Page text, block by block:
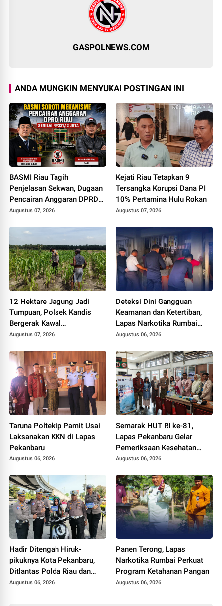
GASPOLNEWS.COM
ANDA MUNGKIN MENYUKAI POSTINGAN INI
BASMI Riau Tagih
Penjelasan Sekwan, Dugaan
Pencairan Anggaran DPRD
Tanpa Prosedur Tuai
Augustus 07, 2026
Kejati Riau Tetapkan 9
Tersangka Korupsi Dana PI
10% Pertamina Hulu Rokan
Augustus 07, 2026
12 Hektare Jagung Jadi
Tumpuan, Polsek Kandis
Bergerak Kawal
Swasembada Pangan
Augustus 07, 2026
Deteksi Dini Gangguan
Keamanan dan Ketertiban,
Lapas Narkotika Rumbai
Gelar Razia Rutin Blok
Augustus 06, 2026
Taruna Poltekip Pamit Usai
Laksanakan KKN di Lapas
Pekanbaru
Augustus 06, 2026
Semarak HUT RI ke-81,
Lapas Pekanbaru Gelar
Pemeriksaan Kesehatan
Gratis untuk Warga Binaan
Augustus 06, 2026
Hadir Ditengah Hiruk-
pikuknya Kota Pekanbaru,
Ditlantas Polda Riau dan
Polantas KARIB Kobarkan
Augustus 06, 2026
Panen Terong, Lapas
Narkotika Rumbai Perkuat
Program Ketahanan Pangan
Augustus 06, 2026